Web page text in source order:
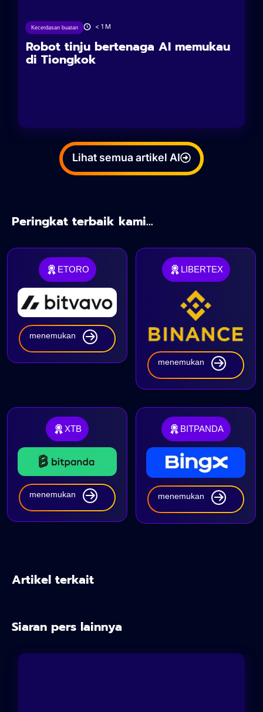
Kecerdasan buatan
27/05/2025 < 1 M
Robot tinju bertenaga AI memukau
di Tiongkok
Lihat semua artikel AI
Peringkat terbaik kami...
ETORO
menemukan
LIBERTEX
menemukan
XTB
menemukan
BITPANDA
menemukan
Artikel terkait
Siaran pers lainnya